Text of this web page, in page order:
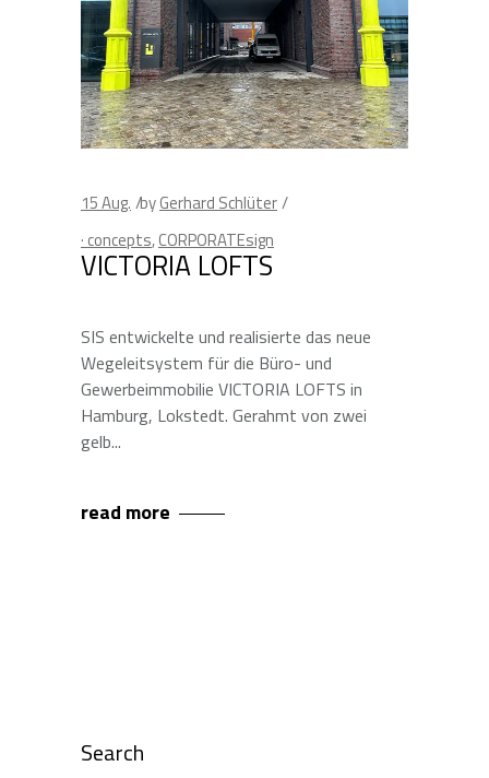
15Aug. byGerhard Schlüter
· concepts,CORPORATEsign
VICTORIA LOFTS
SIS entwickelte und realisierte das neue
Wegeleitsystem für die Büro- und
Gewerbeimmobilie VICTORIA LOFTS in
Hamburg, Lokstedt. Gerahmt von zwei
gelb
read more
Search